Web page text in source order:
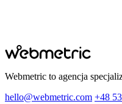
Webmetric to agencja
hello@webmetric.com +48